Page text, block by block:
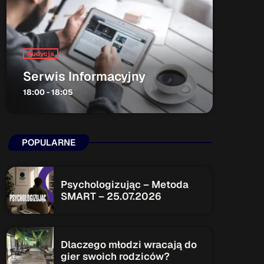
ON AIR
Audycja
Serwis Informacyjny
Upcoming shows
Serwis Informacyjny
19:00 - 19:05
Audycja
Serwis Informacyjny
18:00 - 18:05
POPULARNE
Psychologizując – Metoda
SMART – 25.07.2026
Dlaczego młodzi wracają do
gier swoich rodziców?